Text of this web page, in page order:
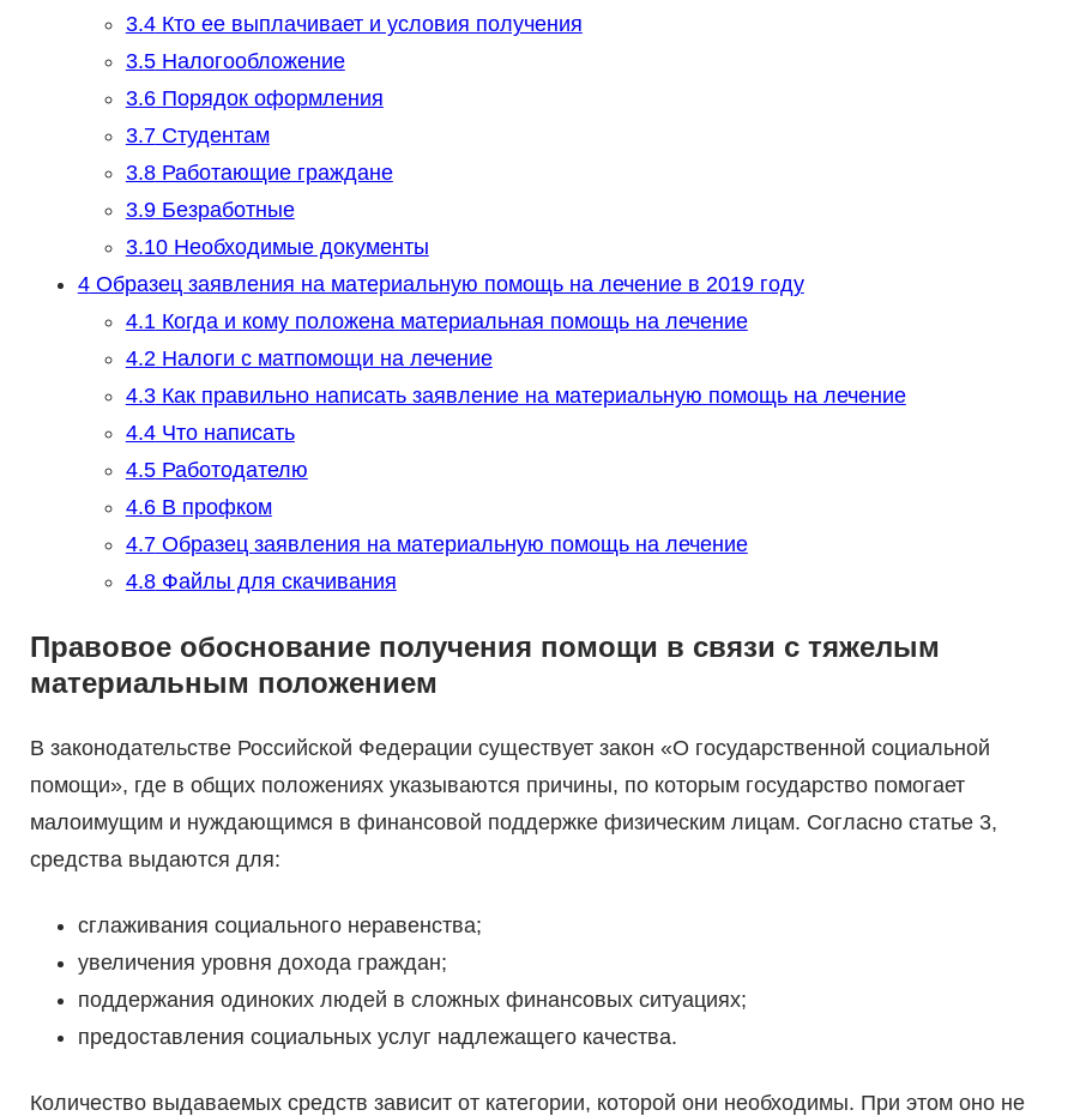
3.4Кто ее выплачивает и условия получения
3.5Налогообложение
3.6Порядок оформления
3.7Студентам
3.8Работающие граждане
3.9Безработные
3.10Необходимые документы
4Образец заявления на материальную помощь на лечение в 2019 году
4.1 Когда и кому положена материальная помощь на лечение
4.2 Налоги с матпомощи на лечение
4.3Как правильно написать заявление на материальную помощь на лечение
4.4Что написать
4.5Работодателю
4.6В профком
4.7Образец заявления на материальную помощь на лечение
4.8Файлы для скачивания
Правовое обоснование получения помощи в связи с тяжелым
материальным положением
В законодательстве Российской Федерации существует закон «О государственной социальной
помощи», где в общих положениях указываются причины, по которым государство помогает
малоимущим и нуждающимся в финансовой поддержке физическим лицам. Согласно статье 3,
средства выдаются для:
сглаживания социального неравенства;
увеличения уровня дохода граждан;
поддержания одиноких людей в сложных финансовых ситуациях;
предоставления социальных услуг надлежащего качества.
Количество выдаваемых средств зависит от категории, которой они необходимы. При этом оно не